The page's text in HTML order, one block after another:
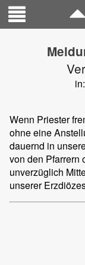
Wenn Priester
ohne eine
dauernd in
von den Pfarrern
unverzüglich
unserer